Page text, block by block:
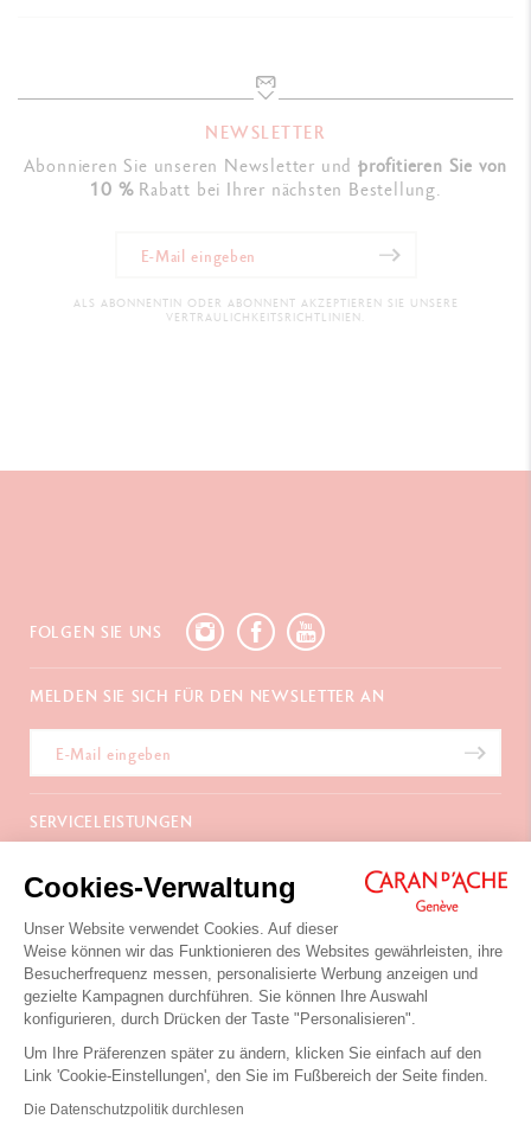
Cookies-Verwaltung
Unser Website verwendet Cookies. Auf dieser
Weise können wir das Funktionieren des Websites gewährleisten, ihre
Besucherfrequenz messen, personalisierte Werbung anzeigen und
gezielte Kampagnen durchführen. Sie können Ihre Auswahl
konfigurieren, durch Drücken der Taste "Personalisieren".
Um Ihre Präferenzen später zu ändern, klicken Sie einfach auf den
Link 'Cookie-Einstellungen', den Sie im Fußbereich der Seite finden.
Die Datenschutzpolitik durchlesen
NEWSLETTER
Abonnieren Sie unseren Newsletter undprofitieren Sie von
10 %Rabatt bei Ihrer nächsten Bestellung.
ALS ABONNENTIN ODER ABONNENT AKZEPTIEREN SIE UNSERE
VERTRAULICHKEITSRICHTLINIEN.
FOLGEN SIE UNS
MELDEN SIE SICH FÜR DEN NEWSLETTER AN
SERVICELEISTUNGEN
Zahlungen
Retouren
Geschenkverpackung
Werbegeschenke
Garantieverlängerung
ÜBER UNS
Häufig gestellte Fragen
La Maison
Verkaufsstellen
Inspiration
Karriere
KONTAKTIEREN SIE UNS
Chemin du Foron 19
Po Box 332
CH-1226 Thônex-Genf
Schweiz
+41 (0)848 558 558
Datenschutzpolitik